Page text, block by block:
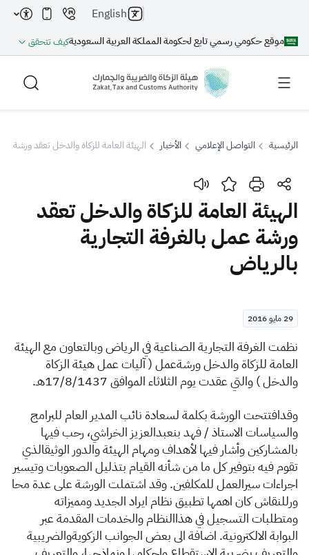
موقع حكومي رسمي تابع لحكومة المملكة العربية السعوديةكيف تتحقق
English
بحث
بحث بحث AI
اقتراحات
الزكاة
الإقرار الضريبي
الرئيسية التواصل الإعلامي الأخبار الهيئة العامة للزكاة والدخل تعقد ورشة
الهيئة العامة للزكاة والدخل تعقد
ورشة عمل بالغرفة التجارية
بالرياض
29 مايو 2016
نظمت الغرفة التجارية الصناعية في الرياض وبالتعاون مع الهيئة
العامة للزكاة والدخل ورشةعمل ( آليات عمل هيئة الزكاة
والدخل ) والتي عقدت يوم الثلاثاء الموافق 17/8/1437هـ.
وقدافتتحت الورشة بكلمة لسعادة نائب المدير العام للبرامج
والسياسات الاستاذ / فهد بنعبدالعزيز الخراشي، رحب فيها
بالمشاركين وأشار فيها لأهداف ومهام الهيئة والدور الوثيقالذي
تقوم فيه بتوفير كل ما من شأنه القيام بتذليل الصعوبات وتيسير
اجراءات سيرالعمل للمكلفين. وقد اشتملت الورشة على عدة محا
ورللنقاش كان اهمها تطبيق نظام ايراد الجديد ومميزاته
ومتطلبات التسجيل في هذاالنظام والخدمات المقدمة عبر
البوابة الالكترونية. اضافة الى بعض الجوانب الزكويةوالضريبية